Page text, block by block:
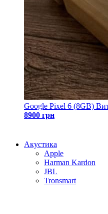
Google Pixel 6 (8GB)
8900 грн
Акустика
Apple
Harman Kardon
JBL
Tronsmart